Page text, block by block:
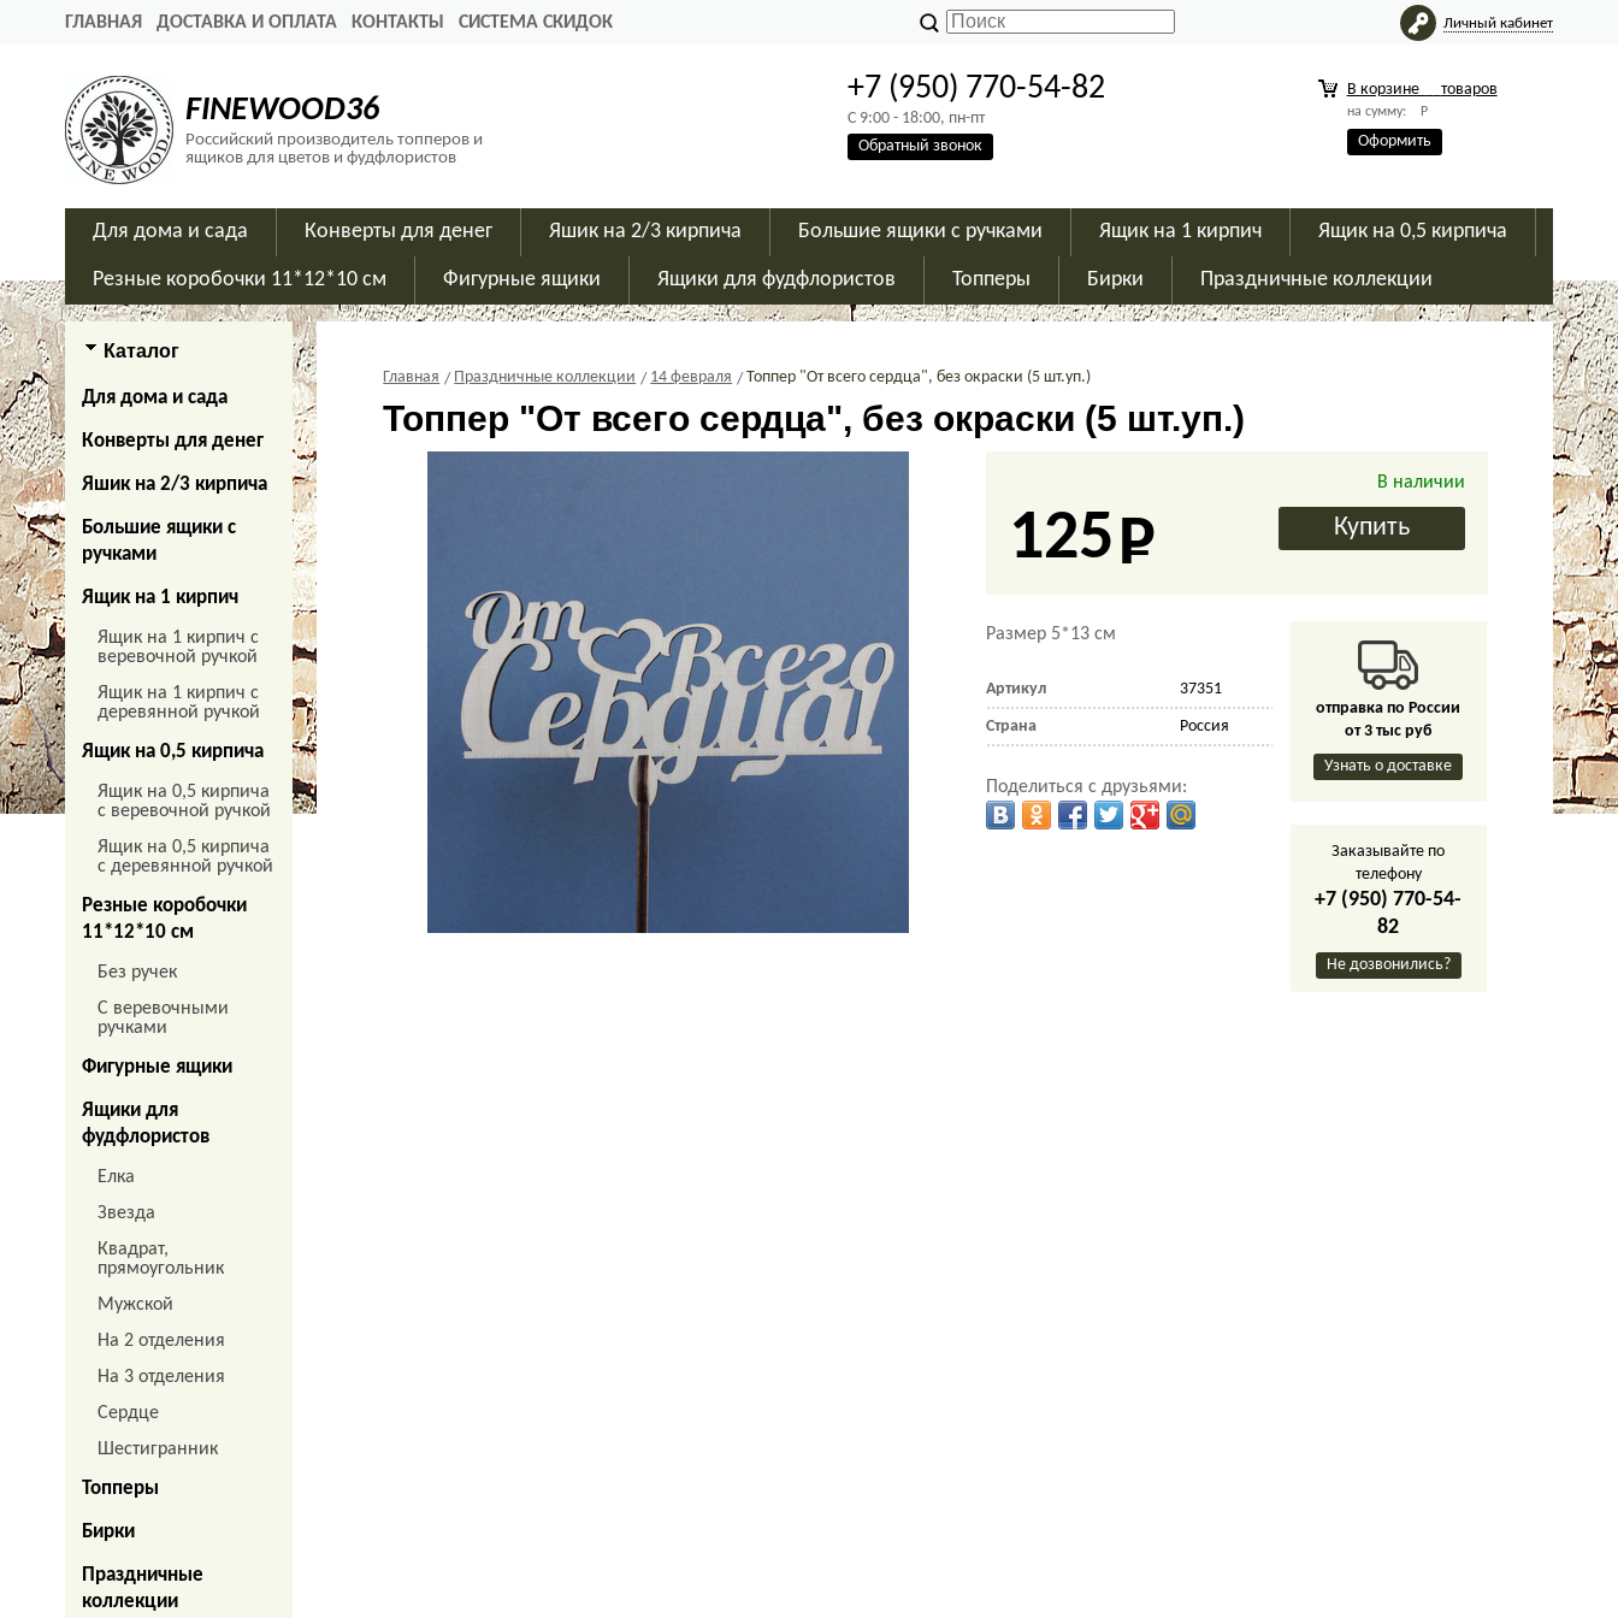
ГЛАВНАЯ ДОСТАВКА И ОПЛАТА КОНТАКТЫ СИСТЕМА СКИДОК Личный кабинет
FINEWOOD36
Российский производитель топперов и
ящиков для цветов и фудфлористов
+7 (950) 770-54-82
C 9:00 - 18:00, пн-пт
Обратный звонок
В корзине товаров
на сумму: Р
Оформить
Для дома и сада Конверты для денег Яшик на 2/3 кирпича Большие ящики с ручками Ящик на 1 кирпич Ящик на 0,5 кирпича
Резные коробочки 11*12*10 см Фигурные ящики Ящики для фудфлористов Топперы Бирки Праздничные коллекции
Каталог
Для дома и сада
Конверты для денег
Яшик на 2/3 кирпича
Большие ящики с
ручками
Ящик на 1 кирпич
Ящик на 1 кирпич с
веревочной ручкой
Ящик на 1 кирпич с
деревянной ручкой
Ящик на 0,5 кирпича
Ящик на 0,5 кирпича
с веревочной ручкой
Ящик на 0,5 кирпича
с деревянной ручкой
Резные коробочки
11*12*10 см
Без ручек
С веревочными
ручками
Фигурные ящики
Ящики для
фудфлористов
Елка
Звезда
Квадрат,
прямоугольник
Мужской
На 2 отделения
На 3 отделения
Сердце
Шестигранник
Топперы
Бирки
Праздничные
коллекции
Главная Праздничные коллекции 14 февраля Топпер "От всего сердца", без окраски (5 шт.уп.)
Топпер "От всего сердца", без окраски (5 шт.уп.)
В наличии
125
Размер 5*13 см
Артикул 37351
Страна Россия
Поделиться с друзьями:
отправка по России
от 3 тыс руб
Узнать о доставке
Заказывайте по
телефону
+7 (950) 770-54-
82
Не дозвонились?